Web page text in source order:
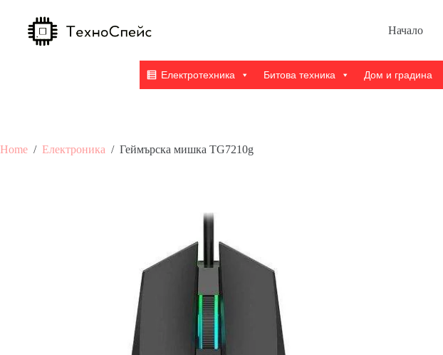
content
Начало
Електротехника Битова техника Дом и градина
Home / Електроника / Геймърска мишка TG7210g